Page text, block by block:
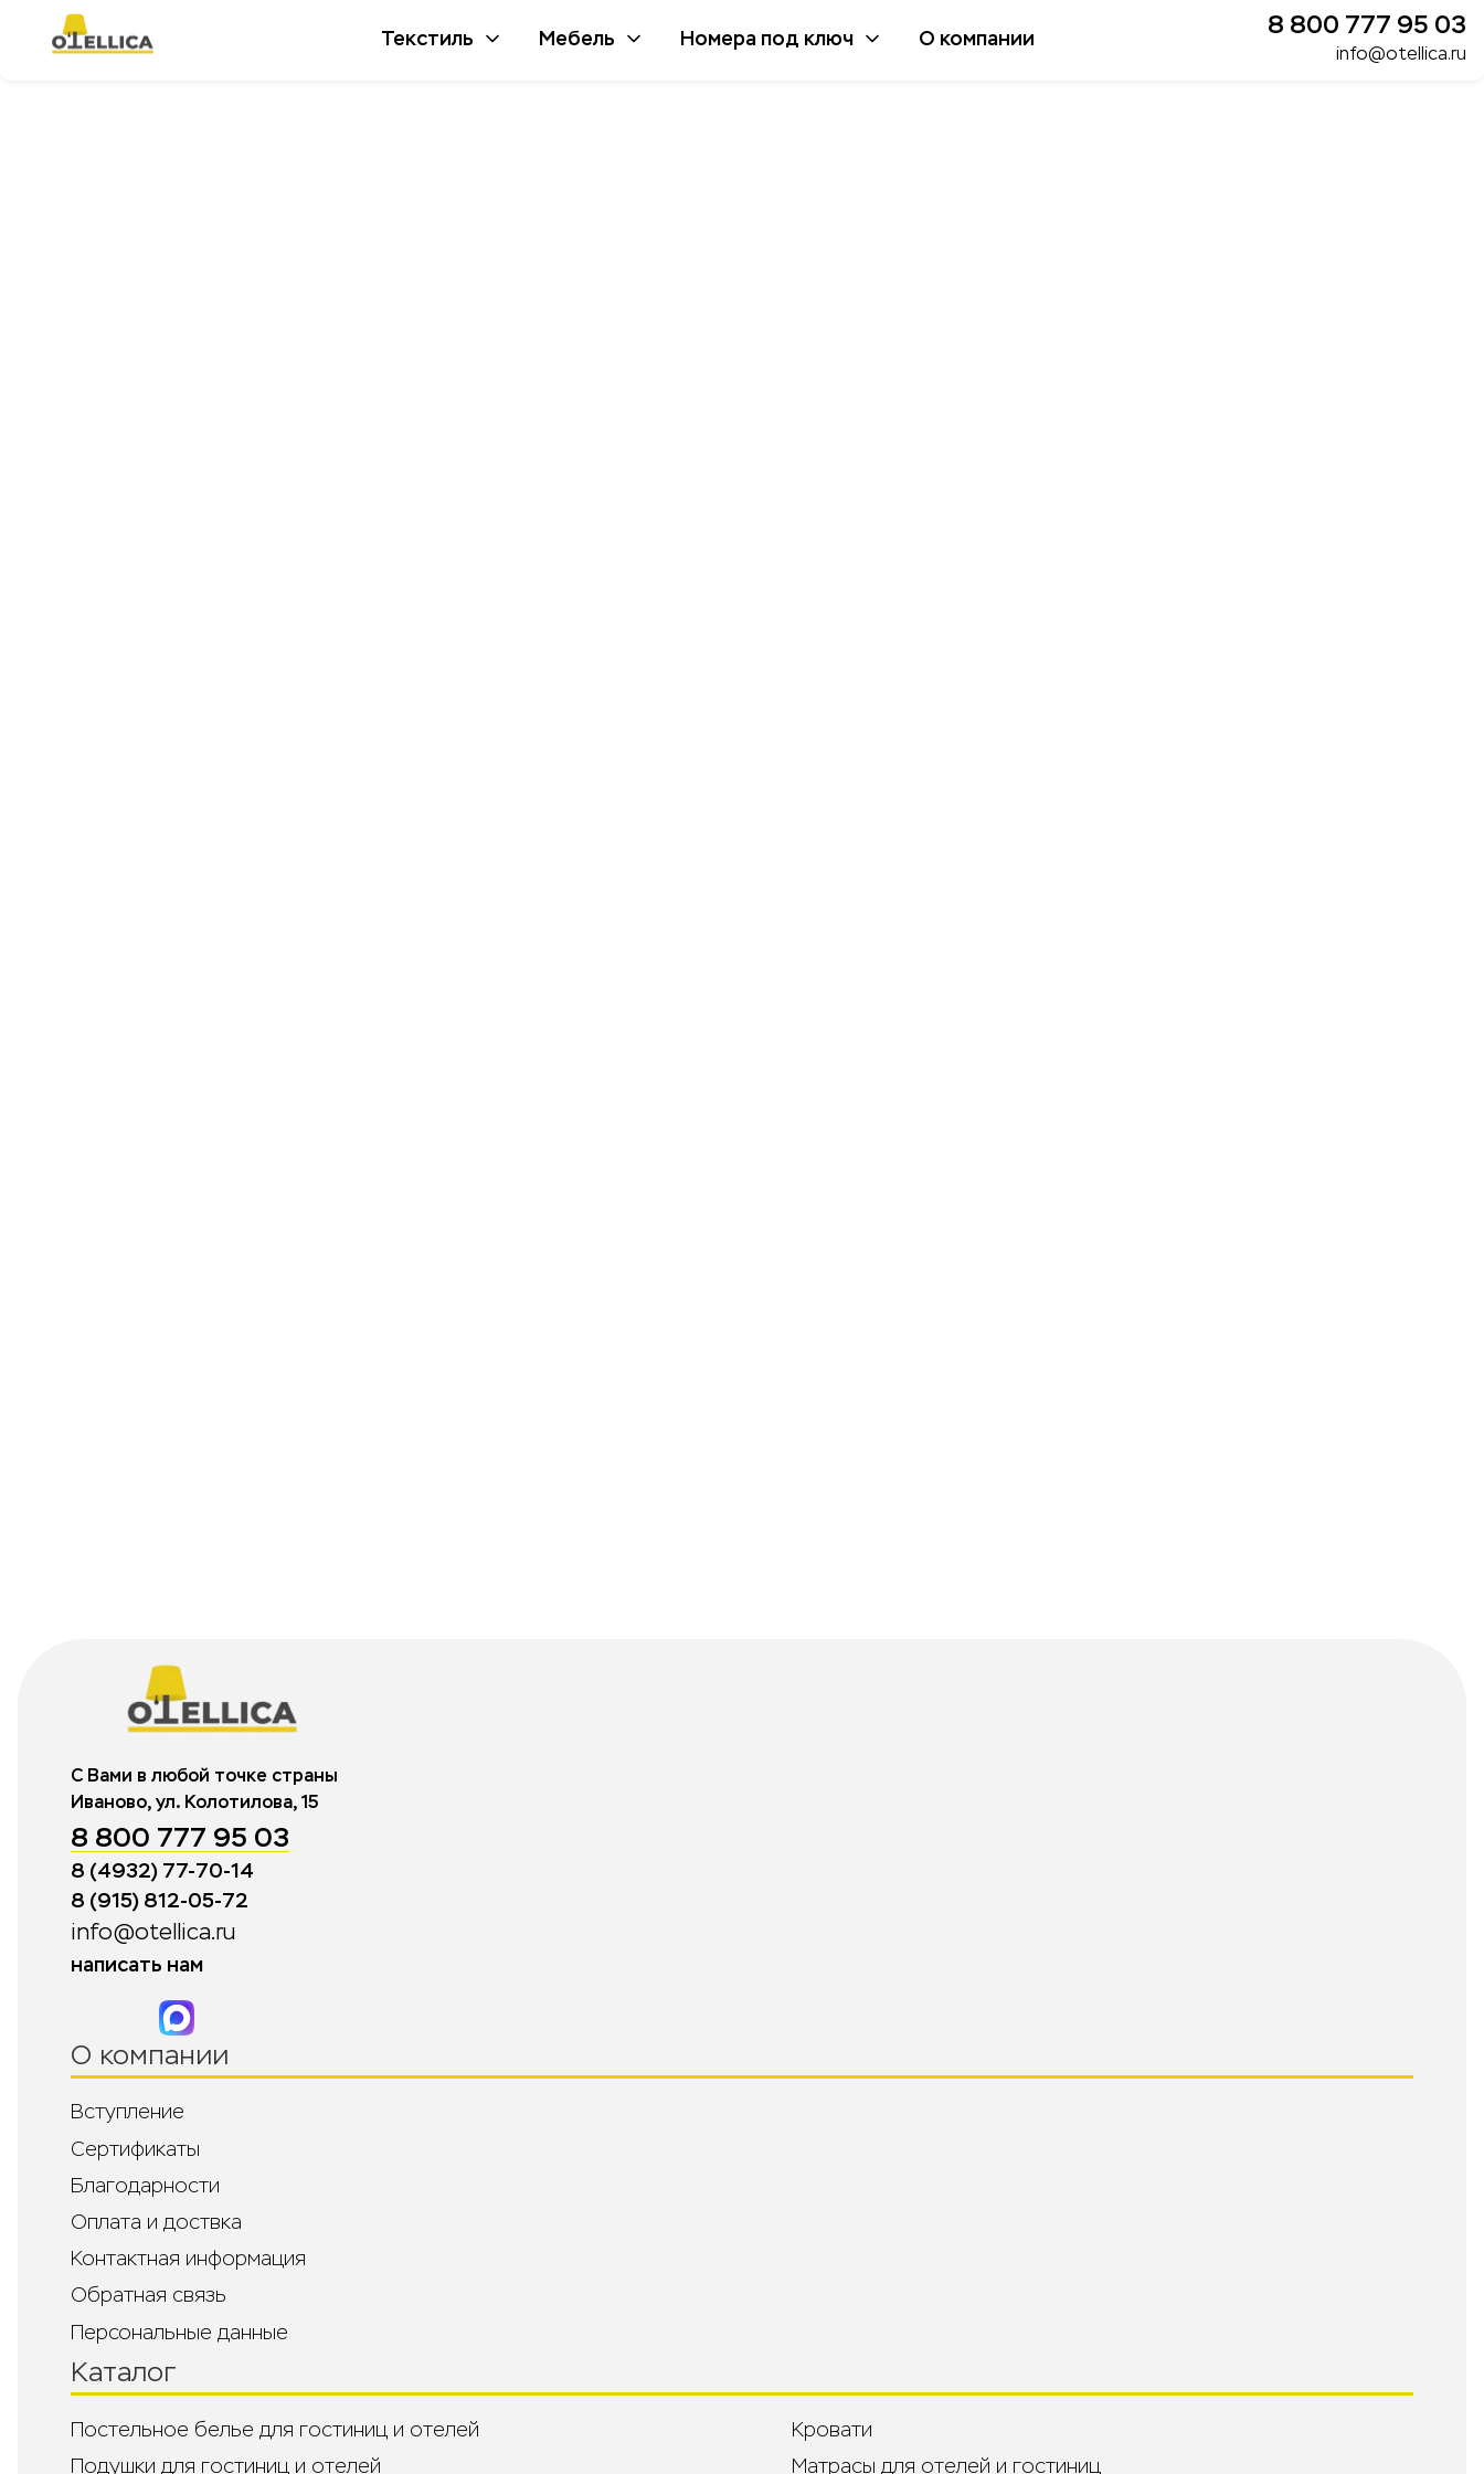
Текстиль Мебель Номера под ключ О компании 8 800 777 95 03
info@otellica.ru
С Вами в любой точке страны
Иваново, ул. Колотилова, 15
8 800 777 95 03
8 (4932) 77-70-14
8 (915) 812-05-72
info@otellica.ru
написать нам
Каталог
Постельное белье для гостиниц и отелей
Подушки для гостиниц и отелей
Кровати
Матрасы для отелей и гостиниц
О компании
Вступление
Сертификаты
Благодарности
Оплата и доствка
Контактная информация
Обратная связь
Персональные данные